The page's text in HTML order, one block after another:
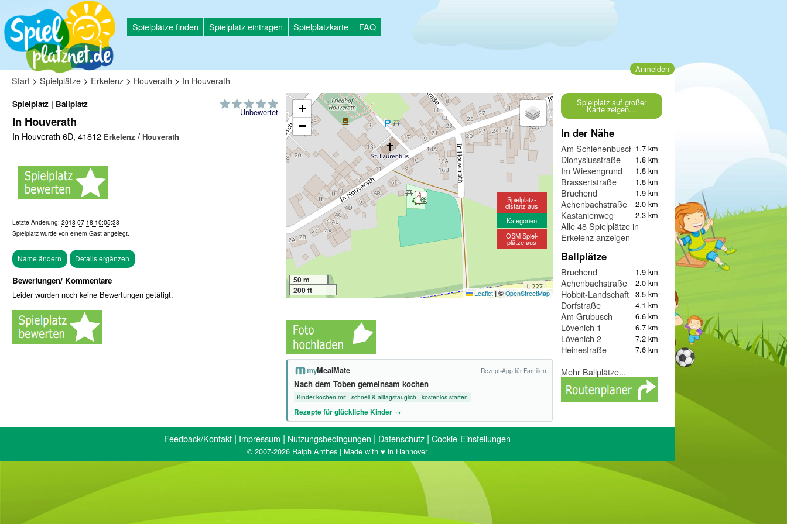
Spielplätze finden Spielplatz eintragen Spielplatzkarte FAQ
Anmelden
Start > Spielplätze > Erkelenz > Houverath > In Houverath
Unbewertet
Spielplatz | Ballplatz
In Houverath
In Houverath 6D, 41812 Erkelenz / Houverath
Letzte Änderung: 2018-07-18 10:05:38
Spielplatz wurde von einem Gast angelegt.
Bewertungen/ Kommentare
Leider wurden noch keine Bewertungen getätigt.
+
−
50 m
200 ft
Leaflet |©OpenStreetMap
Spielplatz-
distanz aus
Kategorien
OSM Spiel-
plätze aus
myMealMate Rezept-App für Familien
Nach dem Toben gemeinsam kochen
Kinder kochen mit schnell & alltagstauglich kostenlos starten
Rezepte für glückliche Kinder →
Spielplatz auf großer
Karte zeigen...
In der Nähe
Am Schlehenbusch 1.7 km
Dionysiusstraße 1.8 km
Im Wiesengrund 1.8 km
Brassertstraße 1.8 km
Bruchend 1.9 km
Achenbachstraße 2.0 km
Kastanienweg 2.3 km
Alle 48 Spielplätze in
Erkelenz anzeigen
Ballplätze
Bruchend 1.9 km
Achenbachstraße 2.0 km
Hobbit-Landschaft 3.5 km
Dorfstraße 4.1 km
Am Grubusch 6.6 km
Lövenich 1 6.7 km
Lövenich 2 7.2 km
Heinestraße 7.6 km
Mehr Ballplätze...
Feedback/Kontakt | Impressum | Nutzungsbedingungen | Datenschutz | Cookie-Einstellungen
© 2007-2026 Ralph Anthes | Made with ♥ in Hannover